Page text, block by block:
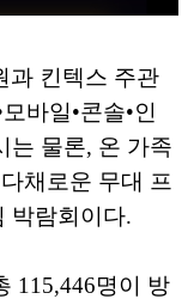
과 킨텍스 주관
바일•콘솔•인
는 물론, 온 가족
채로운 무대 프
박람회이다.
115,446명이 방